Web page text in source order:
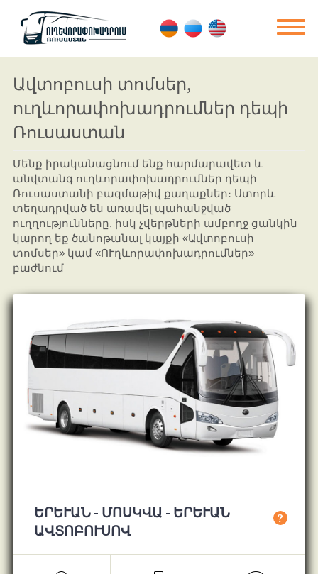
Ավտոբուսի տոմսեր,
ուղևորափոխադրումներ դեպի
Ռուսաստան
Մենք իրականացնում ենք հարմարավետ և
անվտանգ ուղևորափոխադրումներ դեպի
Ռուսաստանի բազմաթիվ քաղաքներ։ Ստորև
տեղադրված են առավել պահանջված
ուղղությունները, իսկ չվերթների ամբողջ ցանկին
կարող եք ծանոթանալ կայքի «Ավտոբուսի
տոմսեր» կամ «ՈՒղևորափոխադրումներ»
բաժնում
ԵՐԵՒԱՆ - ՄՈՍԿՎԱ - ԵՐԵՒԱՆ ԱՎ
ՏՈԲՈՒՍՈՎ
?